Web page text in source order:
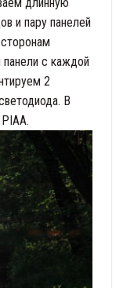
длинную
и пару панелей
панели с каждой
2
В